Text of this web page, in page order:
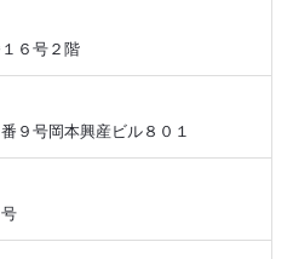
６号２階
９号岡本興産ビル８０１